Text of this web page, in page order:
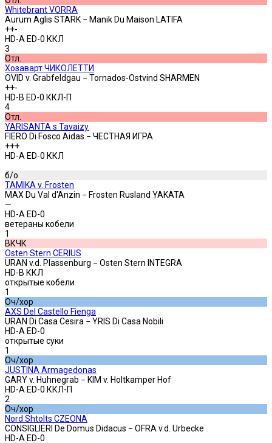
Whitebrant VORRA
Aurum Aglis STARK − Manik Du Maison LATIFA
++-
HD-A ED-0 ККЛ
3
Отл.
Хозаварт ЧИКОЛЕТТИ
OVID v. Grabfeldgau − Tornados-Ostvind SHARMEN
++-
HD-B ED-0 ККЛ-П
4
Отл.
YARISANTA s Tavaizy
FIERO Di Fosco Aidas − ЧЕСТНАЯ ИГРА
+++
HD-A ED-0 ККЛ
б/о
TAMIKA v. Frosten
MAX Du Val d'Anzin − Frosten Rusland YAKATA
—
HD-A ED-0
ветераны кобели
1
ВКЧК
Osten Stern CERIUS
URAN v.d. Plassenburg − Osten Stern INTEGRA
HD-B ККЛ
открытые кобели
1
Оч/хор
AXS Del Castello Fienga
URAN Di Casa Cesira − YRIS Di Casa Nobili
HD-A ED-0
открытые суки
1
Оч/хор
JUSTINA Armagedonas
GARY v. Huhnegrab − KIM v. Holtkamper Hof
HD-A ED-0 ККЛ-П
2
Оч/хор
Nord Shtolts CZEONA
CONSIGLIERI De Domus Didacus − OFRA v.d. Urbecke
HD-A ED-0